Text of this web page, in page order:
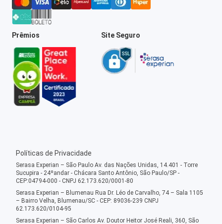
Prêmios Site Seguro
Políticas de Privacidade
Serasa Experian – São Paulo Av. das Nações Unidas, 14.401 - Torre
Sucupira - 24ºandar - Chácara Santo Antônio, São Paulo/SP -
CEP:04794-000 - CNPJ 62.173.620/0001-80
Serasa Experian – Blumenau Rua Dr. Léo de Carvalho, 74 – Sala 1105
– Bairro Velha, Blumenau/SC - CEP: 89036-239 CNPJ
62.173.620/0104-95
Serasa Experian – São Carlos Av. Doutor Heitor José Reali, 360, São